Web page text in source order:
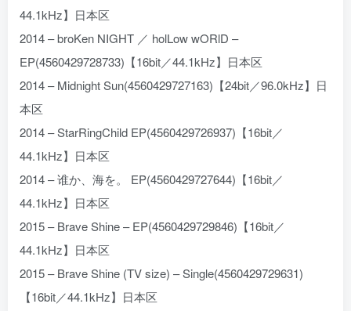
44.1kHz】日本区
2014 – broKen NIGHT ／ holLow wORlD –
EP(4560429728733)【16bit／44.1kHz】日本区
2014 – Midnight Sun(4560429727163)【24bit／96.0kHz】日
本区
2014 – StarRingChild EP(4560429726937)【16bit／
44.1kHz】日本区
2014 – 谁か、海を。 EP(4560429727644)【16bit／
44.1kHz】日本区
2015 – Brave Shine – EP(4560429729846)【16bit／
44.1kHz】日本区
2015 – Brave Shine (TV size) – Single(4560429729631)
【16bit／44.1kHz】日本区